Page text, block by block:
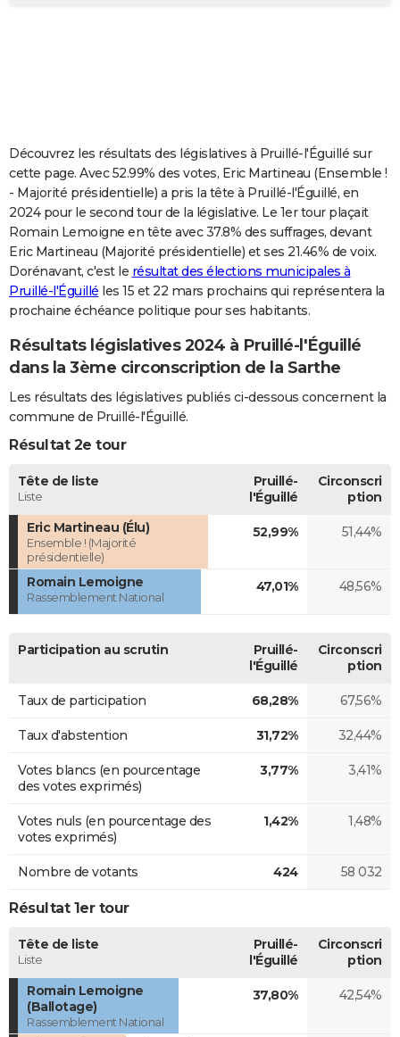
Carte de Noël
Carte Bonne année
Carte Saint-Valentin
Carte Pâques
Carte d'anniversaire
DICTIONNAIRE
Dictionnaire
Biographies
Citations
Expressions
Proverbes
PROGRAMME TV
COPAINS D'AVANT
S'inscrire
Se connecter
Lycées
Collèges
Primaires
Universités
Entreprises
Service militaire
Avis de recherche
AVIS DE DÉCÈS
FORUM
Bricolage
Lifestyle
Culture
Sport
Auto
Television
Voyage
Cinema
Découvrez les résultats des législatives à Pruillé-l'Éguillé sur
cette page. Avec 52.99% des votes, Eric Martineau (Ensemble !
- Majorité présidentielle) a pris la tête à Pruillé-l'Éguillé, en
2024 pour le second tour de la législative. Le 1er tour plaçait
Romain Lemoigne en tête avec 37.8% des suffrages, devant
Eric Martineau (Majorité présidentielle) et ses 21.46% de voix.
Dorénavant, c'est le résultat des élections municipales à
Pruillé-l'Éguillé les 15 et 22 mars prochains qui représentera la
prochaine échéance politique pour ses habitants.
Résultats législatives 2024 à Pruillé-l'Éguillé
dans la 3ème circonscription de la Sarthe
Les résultats des législatives publiés ci-dessous concernent la
commune de Pruillé-l'Éguillé.
Résultat 2e tour
Tête de liste
Liste
Pruillé-
l'Éguillé
Circonscri
ption
Eric Martineau (Élu)
Ensemble ! (Majorité
présidentielle)
52,99% 51,44%
Romain Lemoigne
Rassemblement National
47,01% 48,56%
Participation au scrutin
Pruillé-
l'Éguillé
Circonscri
ption
Taux de participation 68,28% 67,56%
Taux d'abstention 31,72% 32,44%
Votes blancs (en pourcentage
des votes exprimés)
3,77% 3,41%
Votes nuls (en pourcentage des
votes exprimés)
1,42% 1,48%
Nombre de votants 424 58 032
Résultat 1er tour
Tête de liste
Liste
Pruillé-
l'Éguillé
Circonscri
ption
Romain Lemoigne
(Ballotage)
Rassemblement National
37,80% 42,54%